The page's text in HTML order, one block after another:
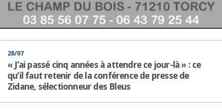
28/07
« J’ai passé cinq années à attendre ce jour-là » : ce
qu’il faut retenir de la conférence de presse de
Zidane, sélectionneur des Bleus